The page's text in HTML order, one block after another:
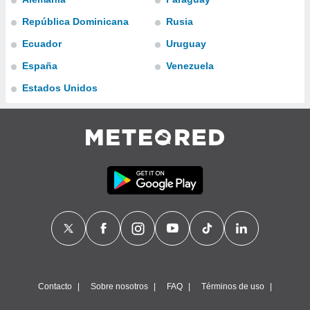
y
nuestra
y
cookies
República Dominicana
Ecuador
España
Estados Unidos
Rusia
Uruguay
Venezuela
Contacto Sobre nosotros FAQ Términos de uso